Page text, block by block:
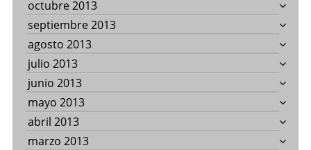
octubre 2013
septiembre 2013
agosto 2013
julio 2013
junio 2013
mayo 2013
abril 2013
marzo 2013